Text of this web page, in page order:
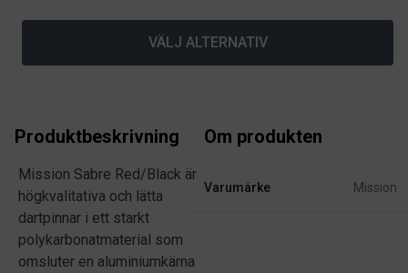
VÄLJ ALTERNATIV
Produktbeskrivning
Mission Sabre Red/Black är
högkvalitativa och lätta
dartpinnar i ett starkt
polykarbonatmaterial som
omsluter en aluminiumkärna
Om produkten
Varumärke Mission